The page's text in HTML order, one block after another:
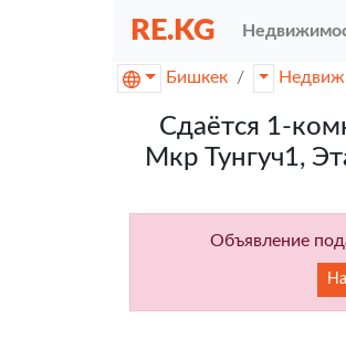
RE.KG
Бишкек
Сдаётся 1-
Мкр Тунгуч1,
Объявление